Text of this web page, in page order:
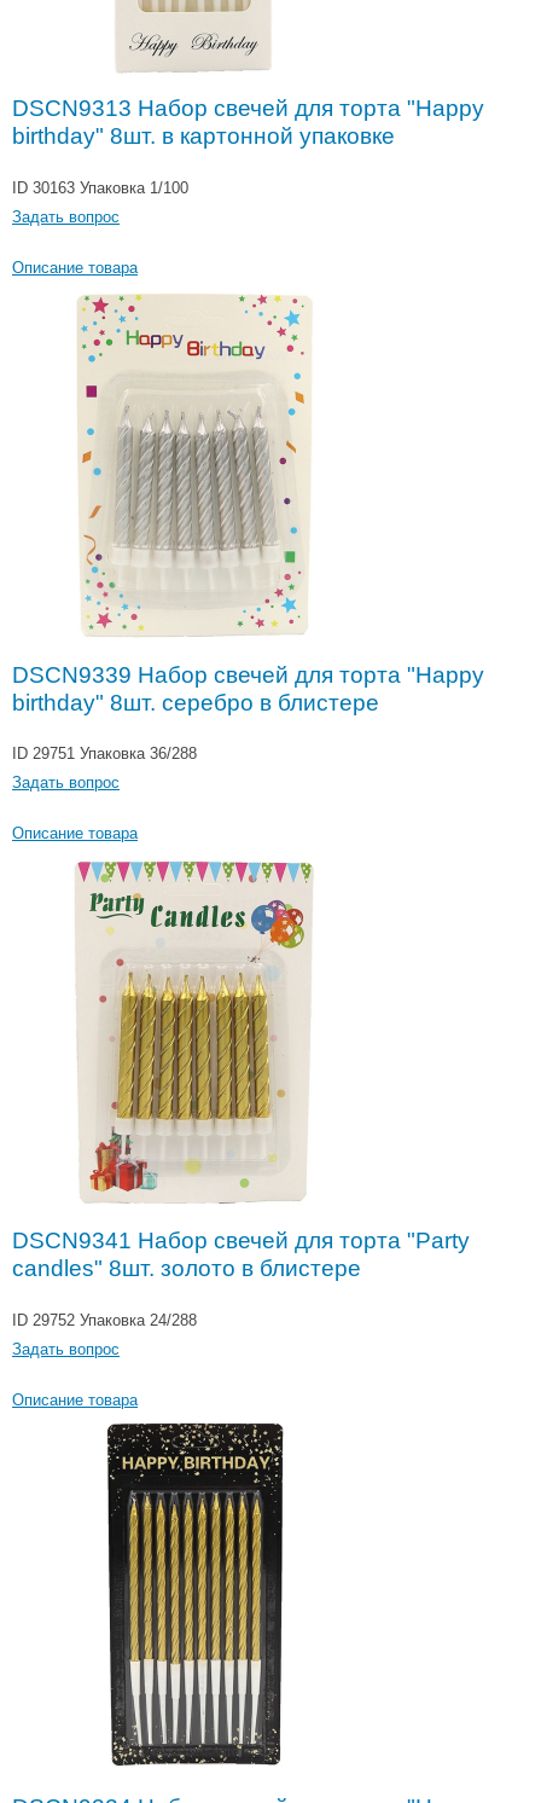
DSCN9313 Набор свечей для торта "Happy
birthday" 8шт. в картонной упаковке
ID 30163 Упаковка 1/100
Задать вопрос
Описание товара
DSCN9339 Набор свечей для торта "Happy
birthday" 8шт. серебро в блистере
ID 29751 Упаковка 36/288
Задать вопрос
Описание товара
DSCN9341 Набор свечей для торта "Party
candles" 8шт. золото в блистере
ID 29752 Упаковка 24/288
Задать вопрос
Описание товара